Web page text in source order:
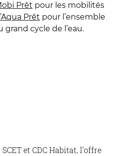
Prêt pour les mobilités
l’Aqua Prêt pour l’ensemble
cycle de l’eau.
et CDC Habitat, l’offre